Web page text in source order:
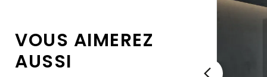
VOUS AIMEREZ
AUSSI